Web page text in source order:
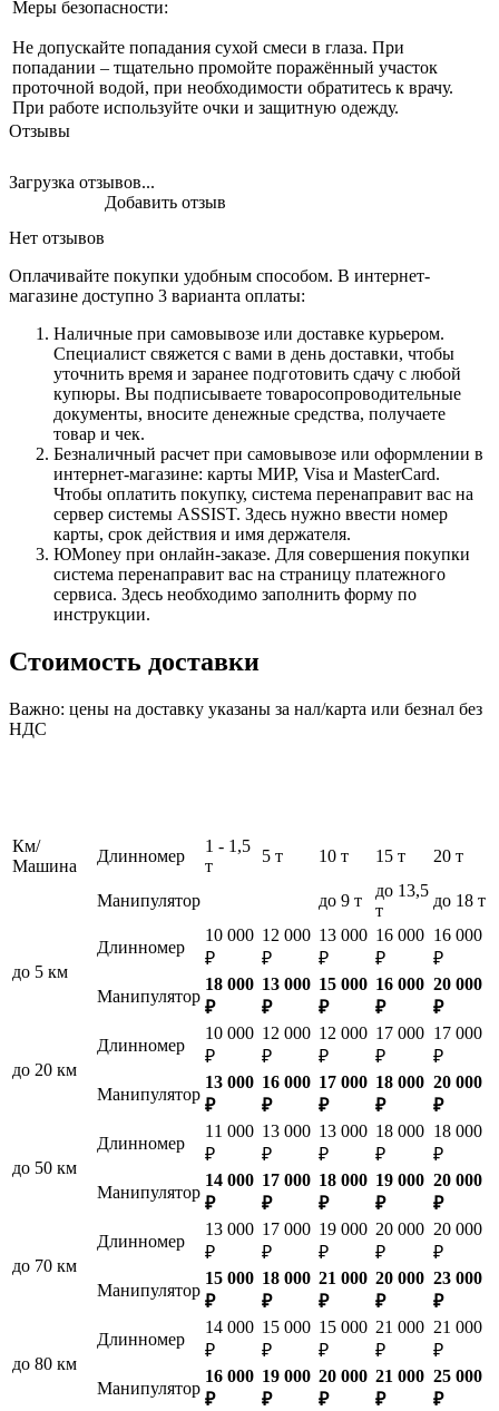
Меры безопасности:
Не допускайте попадания сухой смеси в глаза. При
попадании – тщательно промойте поражённый участок
проточной водой, при необходимости обратитесь к врачу.
При работе используйте очки и защитную одежду.
Отзывы
Загрузка отзывов...
Нет отзывов
Добавить отзыв
Оплачивайте покупки удобным способом. В интернет-
магазине доступно 3 варианта оплаты:
Наличные при самовывозе или доставке курьером.
Специалист свяжется с вами в день доставки, чтобы
уточнить время и заранее подготовить сдачу с любой
купюры. Вы подписываете товаросопроводительные
документы, вносите денежные средства, получаете
товар и чек.
Безналичный расчет при самовывозе или оформлении в
интернет-магазине: карты МИР, Visa и MasterCard.
Чтобы оплатить покупку, система перенаправит вас на
сервер системы ASSIST. Здесь нужно ввести номер
карты, срок действия и имя держателя.
ЮMoney при онлайн-заказе. Для совершения покупки
система перенаправит вас на страницу платежного
сервиса. Здесь необходимо заполнить форму по
инструкции.
Стоимость доставки
Важно: цены на доставку указаны за нал/карта или безнал без
НДС
Км/
Машина
Длинномер
1 - 1,5
т
5 т 10 т 15 т 20 т
Манипулятор до 9 т
до 13,5
т
до 18 т
до 5 км
Длинномер
10 000
₽
12 000
₽
13 000
₽
16 000
₽
16 000
₽
Манипулятор
18 000
₽
13 000
₽
15 000
₽
16 000
₽
20 000
₽
до 20 км
Длинномер
10 000
₽
12 000
₽
12 000
₽
17 000
₽
17 000
₽
Манипулятор
13 000
₽
16 000
₽
17 000
₽
18 000
₽
20 000
₽
до 50 км
Длинномер
11 000
₽
13 000
₽
13 000
₽
18 000
₽
18 000
₽
Манипулятор
14 000
₽
17 000
₽
18 000
₽
19 000
₽
20 000
₽
до 70 км
Длинномер
13 000
₽
17 000
₽
19 000
₽
20 000
₽
20 000
₽
Манипулятор
15 000
₽
18 000
₽
21 000
₽
20 000
₽
23 000
₽
до 80 км
Длинномер
14 000
₽
15 000
₽
15 000
₽
21 000
₽
21 000
₽
Манипулятор
16 000
₽
19 000
₽
20 000
₽
21 000
₽
25 000
₽